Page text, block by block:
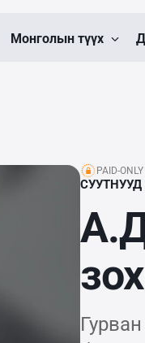
Монголын түүх
PAID-
СУУТНУУД